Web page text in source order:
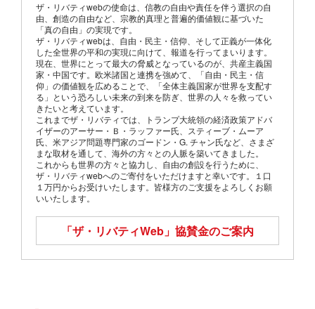
ザ・リバティwebの使命は、信教の自由や責任を伴う選択の自
由、創造の自由など、宗教的真理と普遍的価値観に基づいた
「真の自由」の実現です。
ザ・リバティwebは、自由・民主・信仰、そして正義が一体化
した全世界の平和の実現に向けて、報道を行ってまいります。
現在、世界にとって最大の脅威となっているのが、共産主義国
家・中国です。欧米諸国と連携を強めて、「自由・民主・信
仰」の価値観を広めることで、「全体主義国家が世界を支配す
る」という恐ろしい未来の到来を防ぎ、世界の人々を救ってい
きたいと考えています。
これまでザ・リバティでは、トランプ大統領の経済政策アドバ
イザーのアーサー・Ｂ・ラッファー氏、スティーブ・ムーア
氏、米アジア問題専門家のゴードン・G. チャン氏など、さまざ
まな取材を通して、海外の方々との人脈を築いてきました。
これからも世界の方々と協力し、自由の創設を行うために、
ザ・リバティwebへのご寄付をいただけますと幸いです。１口
１万円からお受けいたします。皆様方のご支援をよろしくお願
いいたします。
「ザ・リバティWeb」 協賛金のご案内